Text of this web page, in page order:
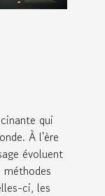
qui
À l'ère
évoluent
ci, les